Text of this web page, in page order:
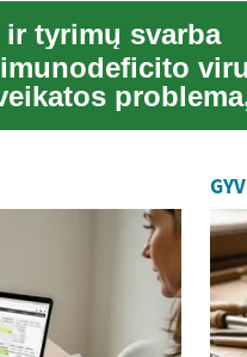
tyrimų svarba
...